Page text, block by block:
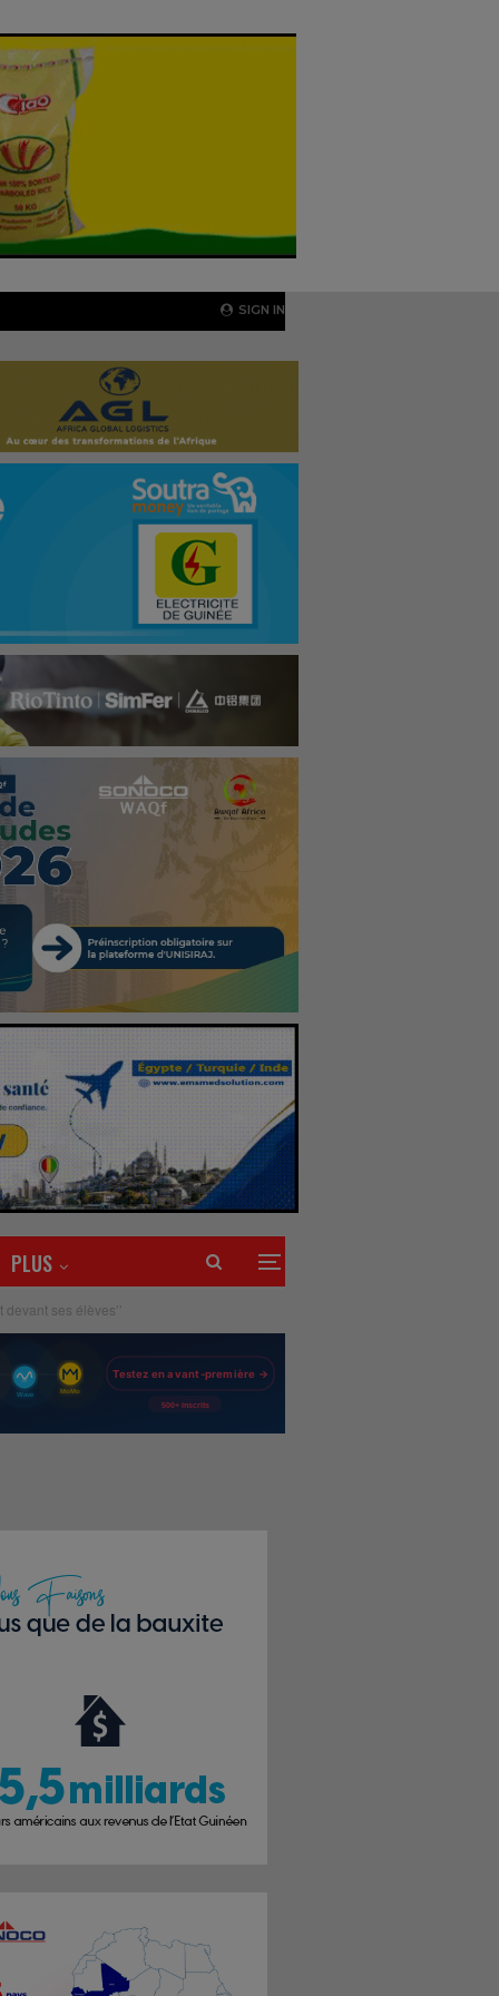
SIGN IN
PLUS
ses élèves’’